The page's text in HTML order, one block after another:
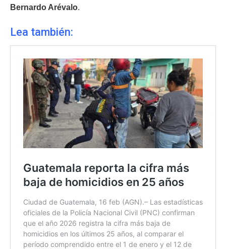
Bernardo Arévalo.
Lea también: